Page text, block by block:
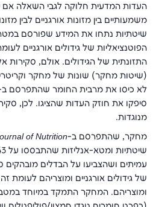
העדות המדעית חלוקה לגבי השאלה אם
משמעותיים בין מזונות אורגניים לבין
שיטתיות נתחו את המידע שפורסם
הפוטנציאליות של גידולים אורגניים
התזונתית של הגידולים. אולם, סקירות
(שיטות מחקר) שונות של מחקר
סיפקו את חוזק העדות שהציגו. לכן,
מנוגדות.
מחקר, שהתפרסם ב-of Nutrition
עמיתים ושהצביעו על הבדלים מובהקים
של גידולים אורגניים ומוצריהם לעומת
ומוצריהם. המחקר התמקד במיוחד